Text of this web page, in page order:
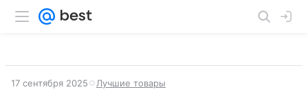
17 сентября 2025 Лучшие товары